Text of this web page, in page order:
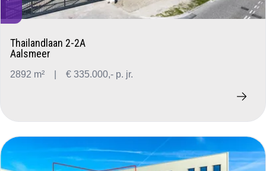
Thailandlaan 2-2A
Aalsmeer
2892 m² € 335.000,- p. jr.